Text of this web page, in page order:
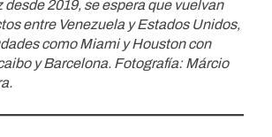
desde 2019, se espera que vuelvan
entre Venezuela y Estados Unidos,
como Miami y Houston con
y Barcelona. Fotografía: Márcio